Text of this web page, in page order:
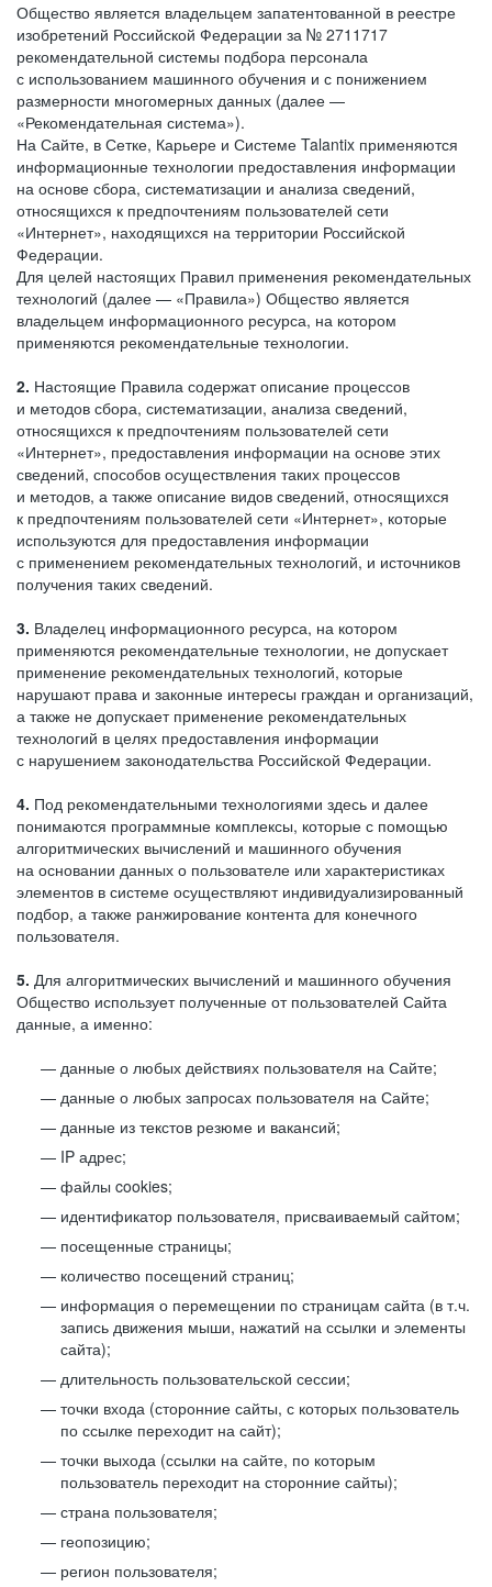
Общество является владельцем запатентованной в реестре
изобретений Российской Федерации за № 2711717
рекомендательной системы подбора персонала
с использованием машинного обучения и с понижением
размерности многомерных данных (далее —
«Рекомендательная система»).
На Сайте, в Сетке, Карьере и Системе Talantix применяются
информационные технологии предоставления информации
на основе сбора, систематизации и анализа сведений,
относящихся к предпочтениям пользователей сети
«Интернет», находящихся на территории Российской
Федерации.
Для целей настоящих Правил применения рекомендательных
технологий (далее — «Правила») Общество является
владельцем информационного ресурса, на котором
применяются рекомендательные технологии.
2. Настоящие Правила содержат описание процессов
и методов сбора, систематизации, анализа сведений,
относящихся к предпочтениям пользователей сети
«Интернет», предоставления информации на основе этих
сведений, способов осуществления таких процессов
и методов, а также описание видов сведений, относящихся
к предпочтениям пользователей сети «Интернет», которые
используются для предоставления информации
с применением рекомендательных технологий, и источников
получения таких сведений.
3. Владелец информационного ресурса, на котором
применяются рекомендательные технологии, не допускает
применение рекомендательных технологий, которые
нарушают права и законные интересы граждан и организаций,
а также не допускает применение рекомендательных
технологий в целях предоставления информации
с нарушением законодательства Российской Федерации.
4. Под рекомендательными технологиями здесь и далее
понимаются программные комплексы, которые с помощью
алгоритмических вычислений и машинного обучения
на основании данных о пользователе или характеристиках
элементов в системе осуществляют индивидуализированный
подбор, а также ранжирование контента для конечного
пользователя.
5. Для алгоритмических вычислений и машинного обучения
Общество использует полученные от пользователей Сайта
данные, а именно:
данные о любых действиях пользователя на Сайте;
данные о любых запросах пользователя на Сайте;
данные из текстов резюме и вакансий;
IP адрес;
файлы cookies;
идентификатор пользователя, присваиваемый сайтом;
посещенные страницы;
количество посещений страниц;
информация о перемещении по страницам сайта (в т.ч.
запись движения мыши, нажатий на ссылки и элементы
сайта);
длительность пользовательской сессии;
точки входа (сторонние сайты, с которых пользователь
по ссылке переходит на сайт);
точки выхода (ссылки на сайте, по которым
пользователь переходит на сторонние сайты);
страна пользователя;
геопозицию;
регион пользователя;